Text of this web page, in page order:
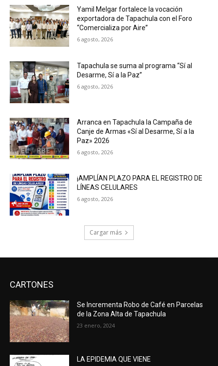
Yamil Melgar fortalece la vocación
exportadora de Tapachula con el Foro
“Comercializa por Aire”
6 agosto, 2026
Tapachula se suma al programa “Sí al
Desarme, Sí a la Paz”
6 agosto, 2026
Arranca en Tapachula la Campaña de
Canje de Armas «Sí al Desarme, Sí a la
Paz» 2026
6 agosto, 2026
¡AMPLÍAN PLAZO PARA EL REGISTRO DE
LÍNEAS CELULARES
6 agosto, 2026
Cargar más
CARTONES
Se Incrementa Robo de Café en Parcelas
de la Zona Alta de Tapachula
23 enero, 2024
LA EPIDEMIA QUE VIENE